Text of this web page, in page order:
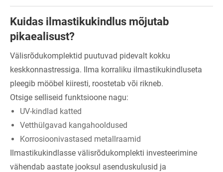
Kuidas ilmastikukindlus mõjutab
pikaealisust?
Välisrõdukomplektid puutuvad pidevalt kokku
keskkonnastressiga. Ilma korraliku ilmastikukindluseta
pleegib mööbel kiiresti, roostetab või rikneb.
Otsige selliseid funktsioone nagu:
UV-kindlad katted
Vetthülgavad kangahooldused
Korrosioonivastased metallraamid
Ilmastikukindlasse välisrõdukomplekti investeerimine
vähendab aastate jooksul asenduskulusid ja